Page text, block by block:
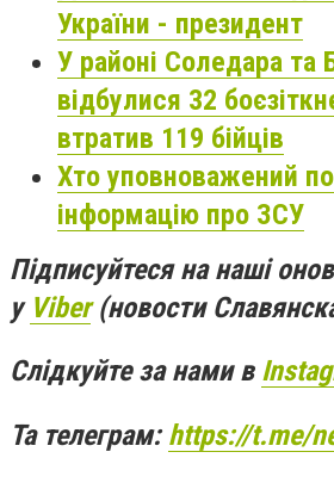
України - президент
У районі Соледара та
відбулися 32
втратив 119 бійців
Хто уповноважений
інформацію про ЗСУ
Підписуйтеся на наші
у Viber(новости
Слідкуйте за нами в
Та телеграм:https://t.me/